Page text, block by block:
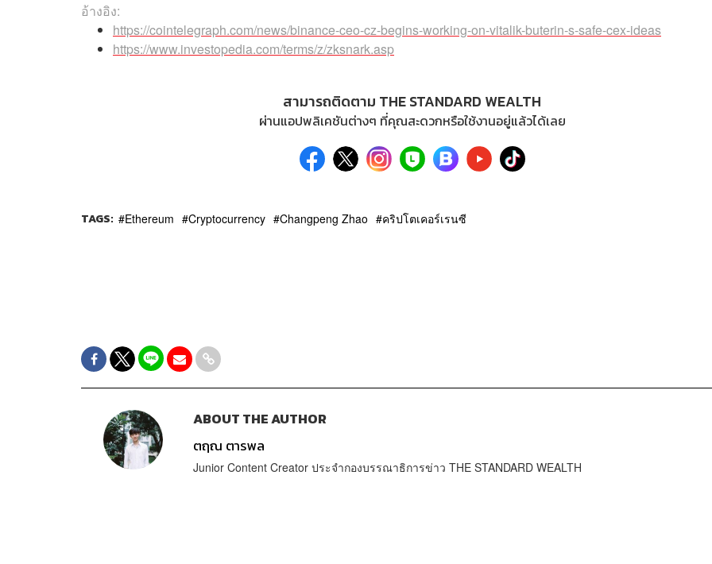
อ้างอิง:
https://cointelegraph.com/news/binance-ceo-cz-begins-working-on-vitalik-buterin-s-safe-cex-ideas
https://www.investopedia.com/terms/z/zksnark.asp
สามารถติดตาม THE STANDARD WEALTH
ผ่านแอปพลิเคชันต่างๆ ที่คุณสะดวกหรือใช้งานอยู่แล้วได้เลย
TAGS: Ethereum Cryptocurrency Changpeng Zhao คริปโตเคอร์เรนซี
ABOUT THE AUTHOR
ตฤณ ตารพล
Junior Content Creator ประจำกองบรรณาธิการข่าว THE STANDARD WEALTH